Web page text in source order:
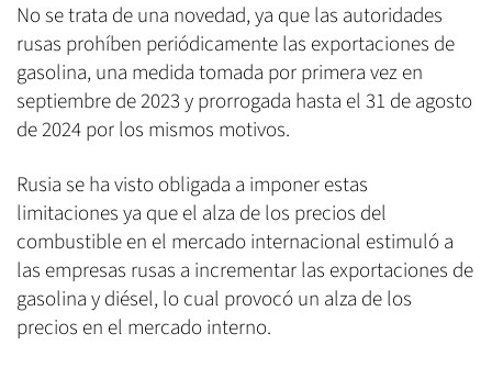
No se trata de una novedad, ya que las autoridades
rusas prohíben periódicamente las exportaciones de
gasolina, una medida tomada por primera vez en
septiembre de 2023 y prorrogada hasta el 31 de agosto
de 2024 por los mismos motivos.
Rusia se ha visto obligada a imponer estas
limitaciones ya que el alza de los precios del
combustible en el mercado internacional estimuló a
las empresas rusas a incrementar las exportaciones de
gasolina y diésel, lo cual provocó un alza de los
precios en el mercado interno.